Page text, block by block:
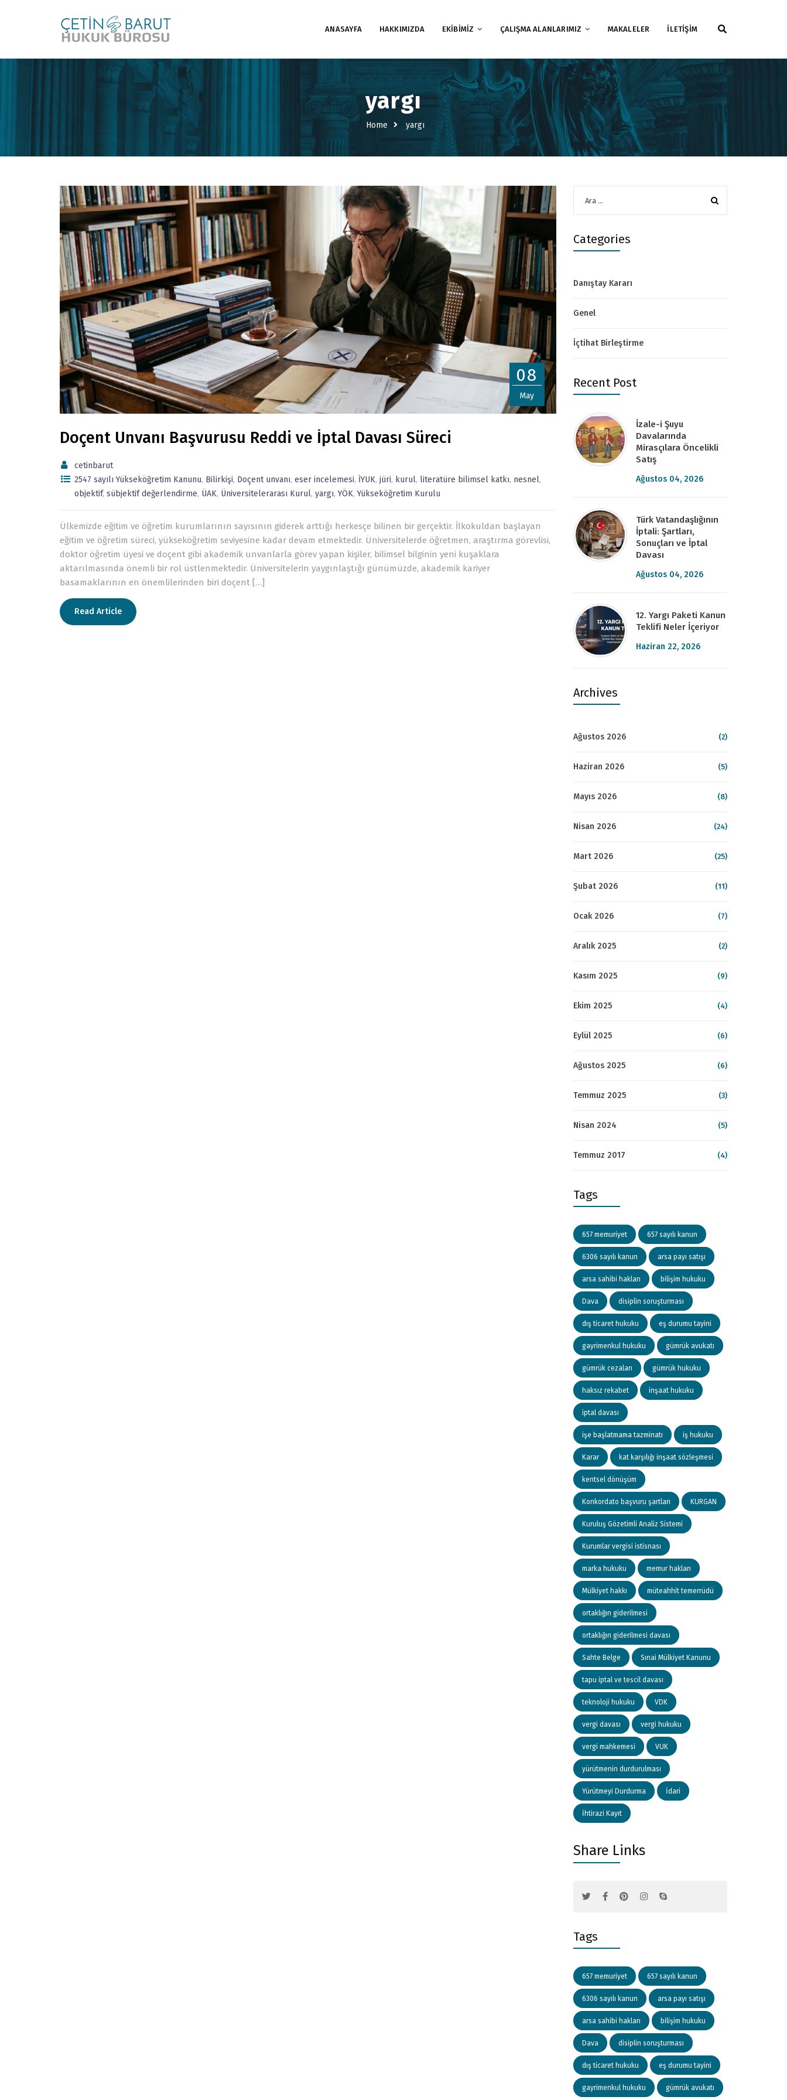
ANASAYFA HAKKIMIZDA EKİBİMİZ ÇALIŞMA ALANLARIMIZ MAKALELER İLETİŞİM
yargı
Home yargı
08
May
Doçent Unvanı Başvurusu Reddi ve İptal Davası Süreci
cetinbarut
2547 sayılı Yükseköğretim Kanunu, Bilirkişi, Doçent unvanı, eser incelemesi, İYUK, jüri, kurul, literatüre bilimsel katkı, nesnel,
objektif, sübjektif değerlendirme, ÜAK, Üniversitelerarası Kurul, yargı,YÖK,Yükseköğretim Kurulu
Ülkemizde eğitim ve öğretim kurumlarının sayısının giderek arttığı herkesçe bilinen bir gerçektir. İlkokuldan başlayan
eğitim ve öğretim süreci, yükseköğretim seviyesine kadar devam etmektedir. Üniversitelerde öğretmen, araştırma görevlisi,
doktor öğretim üyesi ve doçent gibi akademik unvanlarla görev yapan kişiler, bilimsel bilginin yeni kuşaklara
aktarılmasında önemli bir rol üstlenmektedir. Üniversitelerin yaygınlaştığı günümüzde, akademik kariyer
basamaklarının en önemlilerinden biri doçent […]
Read Article
Categories
Danıştay Kararı
Genel
İçtihat Birleştirme
Recent Post
İzale-i Şuyu
Davalarında
Mirasçılara Öncelikli
Satış
Ağustos 04, 2026
Türk Vatandaşlığının
İptali: Şartları,
Sonuçları ve İptal
Davası
Ağustos 04, 2026
12. Yargı Paketi Kanun
Teklifi Neler İçeriyor
Haziran 22, 2026
Archives
Ağustos 2026 (2)
Haziran 2026 (5)
Mayıs 2026 (8)
Nisan 2026 (24)
Mart 2026 (25)
Şubat 2026 (11)
Ocak 2026 (7)
Aralık 2025 (2)
Kasım 2025 (9)
Ekim 2025 (4)
Eylül 2025 (6)
Ağustos 2025 (6)
Temmuz 2025 (3)
Nisan 2024 (5)
Temmuz 2017 (4)
Tags
657 memuriyet 657 sayılı kanun
6306 sayılı kanun arsa payı satışı
arsa sahibi hakları bilişim hukuku
Dava disiplin soruşturması
dış ticaret hukuku eş durumu tayini
gayrimenkul hukuku gümrük avukatı
gümrük cezaları gümrük hukuku
haksız rekabet inşaat hukuku
iptal davası
işe başlatmama tazminatı iş hukuku
Karar kat karşılığı inşaat sözleşmesi
kentsel dönüşüm
Konkordato başvuru şartları KURGAN
Kuruluş Gözetimli Analiz Sistemi
Kurumlar vergisi istisnası
marka hukuku memur hakları
Mülkiyet hakkı müteahhit temerrüdü
ortaklığın giderilmesi
ortaklığın giderilmesi davası
Sahte Belge Sınai Mülkiyet Kanunu
tapu iptal ve tescil davası
teknoloji hukuku VDK
vergi davası vergi hukuku
vergi mahkemesi VUK
yürütmenin durdurulması
Yürütmeyi Durdurma İdari
İhtirazi Kayıt
Share Links
Tags
657 memuriyet 657 sayılı kanun
6306 sayılı kanun arsa payı satışı
arsa sahibi hakları bilişim hukuku
Dava disiplin soruşturması
dış ticaret hukuku eş durumu tayini
gayrimenkul hukuku gümrük avukatı